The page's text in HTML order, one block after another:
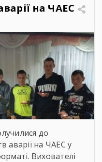
концепція
за межі […]
на ЧАЕС
до
аварії на ЧАЕС у
Вихователі